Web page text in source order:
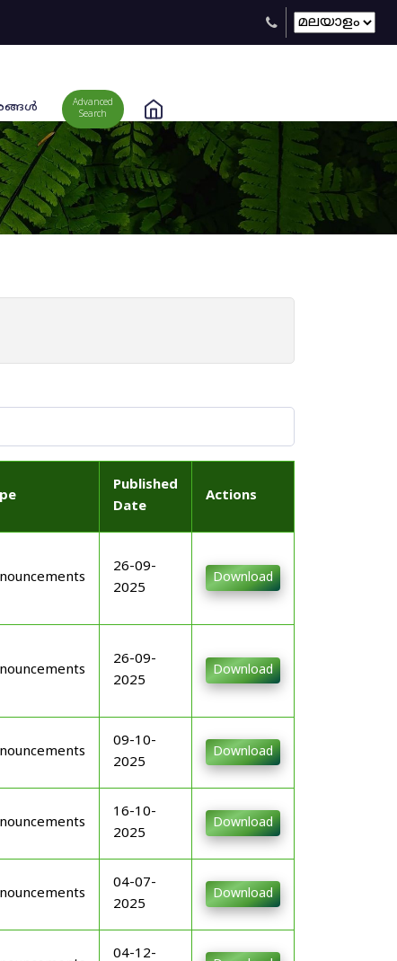
Advanced
Search
Published
Date
Actions
26-09-
2025
Download
26-09-
2025
Download
09-10-
2025
Download
16-10-
2025
Download
04-07-
2025
Download
04-12-